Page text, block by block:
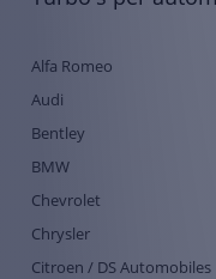
Alfa Romeo
Audi
Bentley
BMW
Chevrolet
Chrysler
Citroen / DS Automobiles